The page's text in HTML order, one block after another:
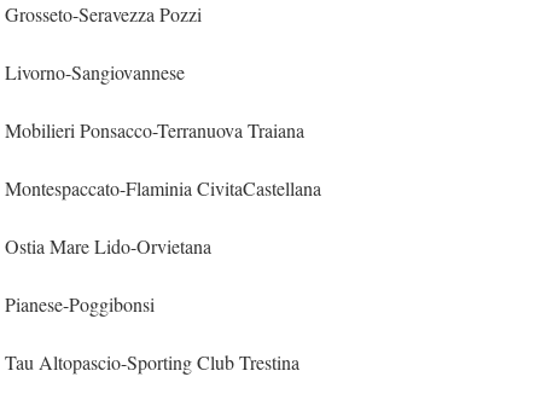
Grosseto-Seravezza Pozzi
Livorno-Sangiovannese
Mobilieri Ponsacco-Terranuova Traiana
Montespaccato-Flaminia CivitaCastellana
Ostia Mare Lido-Orvietana
Pianese-Poggibonsi
Tau Altopascio-Sporting Club Trestina